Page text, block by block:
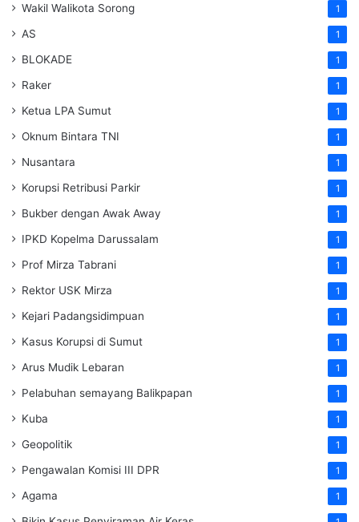
Wakil Walikota Sorong 1
AS 1
BLOKADE 1
Raker 1
Ketua LPA Sumut 1
Oknum Bintara TNI 1
Nusantara 1
Korupsi Retribusi Parkir 1
Bukber dengan Awak Away 1
IPKD Kopelma Darussalam 1
Prof Mirza Tabrani 1
Rektor USK Mirza 1
Kejari Padangsidimpuan 1
Kasus Korupsi di Sumut 1
Arus Mudik Lebaran 1
Pelabuhan semayang Balikpapan 1
Kuba 1
Geopolitik 1
Pengawalan Komisi III DPR 1
Agama 1